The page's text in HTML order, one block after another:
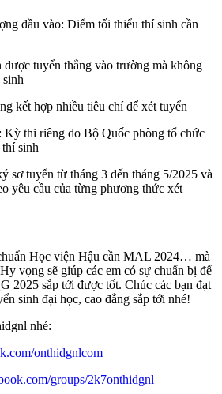
đầu vào: Điểm tối thiểu thí sinh cần
tuyển thẳng vào trường mà không
kết hợp nhiều tiêu chí để xét tuyển
Kỳ thi riêng do Bộ Quốc phòng tổ chức
sinh
sơ tuyển từ tháng 3 đến tháng 5/2025 và
yêu cầu của từng phương thức xét
Học viện Hậu cần MAL 2024… mà
vọng sẽ giúp các em có sự chuẩn bị để
2025 sắp tới được tốt. Chúc các bạn đạt
sinh đại học, cao đẳng sắp tới nhé!
nhé:
onthidgnlcom
groups/2k7onthidgnl